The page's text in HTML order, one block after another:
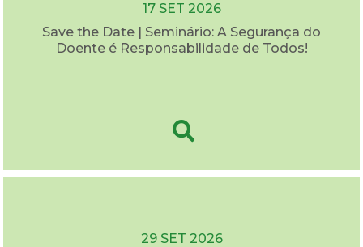
17 SET 2026
Save the Date | Seminário: A Segurança do
Doente é Responsabilidade de Todos!
29 SET 2026